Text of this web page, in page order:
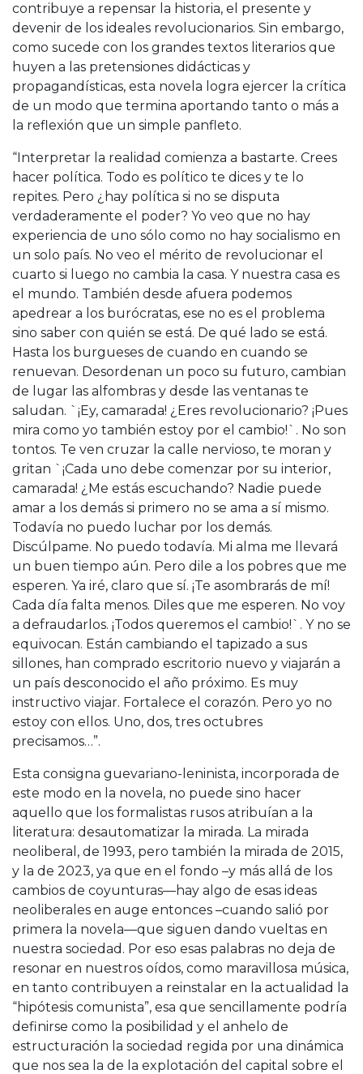
contribuye a repensar la historia, el presente y
devenir de los ideales revolucionarios. Sin embargo,
como sucede con los grandes textos literarios que
huyen a las pretensiones didácticas y
propagandísticas, esta novela logra ejercer la crítica
de un modo que termina aportando tanto o más a
la reflexión que un simple panfleto.
“Interpretar la realidad comienza a bastarte. Crees
hacer política. Todo es político te dices y te lo
repites. Pero ¿hay política si no se disputa
verdaderamente el poder? Yo veo que no hay
experiencia de uno sólo como no hay socialismo en
un solo país. No veo el mérito de revolucionar el
cuarto si luego no cambia la casa. Y nuestra casa es
el mundo. También desde afuera podemos
apedrear a los burócratas, ese no es el problema
sino saber con quién se está. De qué lado se está.
Hasta los burgueses de cuando en cuando se
renuevan. Desordenan un poco su futuro, cambian
de lugar las alfombras y desde las ventanas te
saludan. `¡Ey, camarada! ¿Eres revolucionario? ¡Pues
mira como yo también estoy por el cambio!`. No son
tontos. Te ven cruzar la calle nervioso, te moran y
gritan `¡Cada uno debe comenzar por su interior,
camarada! ¿Me estás escuchando? Nadie puede
amar a los demás si primero no se ama a sí mismo.
Todavía no puedo luchar por los demás.
Discúlpame. No puedo todavía. Mi alma me llevará
un buen tiempo aún. Pero dile a los pobres que me
esperen. Ya iré, claro que sí. ¡Te asombrarás de mí!
Cada día falta menos. Diles que me esperen. No voy
a defraudarlos. ¡Todos queremos el cambio!`. Y no se
equivocan. Están cambiando el tapizado a sus
sillones, han comprado escritorio nuevo y viajarán a
un país desconocido el año próximo. Es muy
instructivo viajar. Fortalece el corazón. Pero yo no
estoy con ellos. Uno, dos, tres octubres
precisamos…”.
Esta consigna guevariano-leninista, incorporada de
este modo en la novela, no puede sino hacer
aquello que los formalistas rusos atribuían a la
literatura: desautomatizar la mirada. La mirada
neoliberal, de 1993, pero también la mirada de 2015,
y la de 2023, ya que en el fondo –y más allá de los
cambios de coyunturas—hay algo de esas ideas
neoliberales en auge entonces –cuando salió por
primera la novela—que siguen dando vueltas en
nuestra sociedad. Por eso esas palabras no deja de
resonar en nuestros oídos, como maravillosa música,
en tanto contribuyen a reinstalar en la actualidad la
“hipótesis comunista”, esa que sencillamente podría
definirse como la posibilidad y el anhelo de
estructuración la sociedad regida por una dinámica
que nos sea la de la explotación del capital sobre el